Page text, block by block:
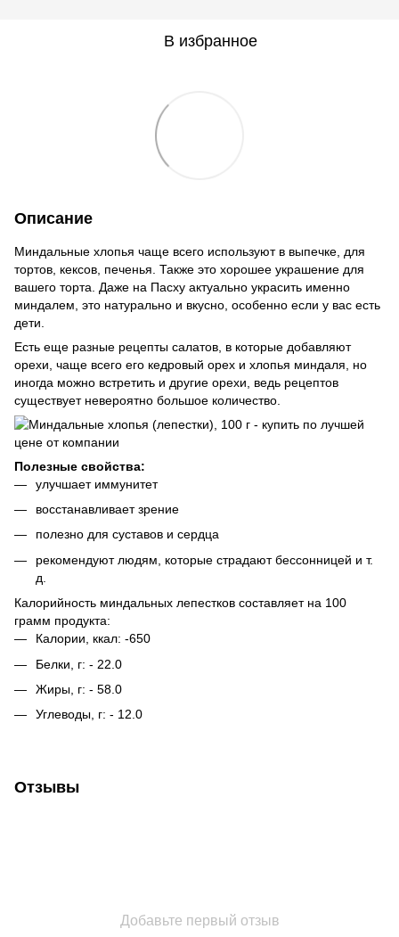
В избранное
Описание
Миндальные хлопья чаще всего используют в выпечке, для
тортов, кексов, печенья. Также это хорошее украшение для
вашего торта. Даже на Пасху актуально украсить именно
миндалем, это натурально и вкусно, особенно если у вас есть
дети.
Есть еще разные рецепты салатов, в которые добавляют
орехи, чаще всего его кедровый орех и хлопья миндаля, но
иногда можно встретить и другие орехи, ведь рецептов
существует невероятно большое количество.
Полезные свойства:
улучшает иммунитет
восстанавливает зрение
полезно для суставов и сердца
рекомендуют людям, которые страдают бессонницей и т.
д.
Калорийность миндальных лепестков составляет на 100
грамм продукта:
Калории, ккал: -650
Белки, г: - 22.0
Жиры, г: - 58.0
Углеводы, г: - 12.0
Отзывы
Добавьте первый отзыв